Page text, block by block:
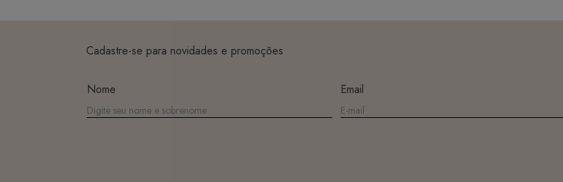
sombra e evite a secadora.
Para cores vibrantes: Lave as peças antes do primeiro uso e
dicas acima para manter as cores radiantes.
Cadastre-se para novidades e promoções
Nome Email